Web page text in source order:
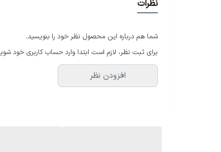
نظرات
شما هم درباره این محصول نظر خود را بنویسید.
برای ثبت نظر، لازم است ابتدا وارد حساب کاربری خود
افزودن نظر